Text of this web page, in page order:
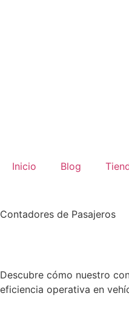
Inicio Blog
Contadores de Pasajeros
Descubre cómo nuestro
eficiencia operativa en